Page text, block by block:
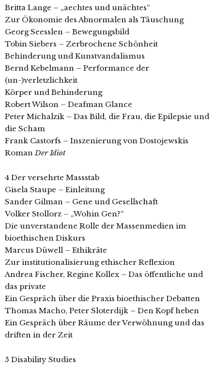
Britta Lange – „aechtes und unächtes“
Zur Ökonomie des Abnormalen als Täuschung
Georg Seesslen – Bewegungsbild
Tobin Siebers – Zerbrochene Schönheit
Behinderung und Kunstvandalismus
Bernd Kebelmann – Performance der
(un-)verletzlichkeit
Körper und Behinderung
Robert Wilson – Deafman Glance
Peter Michalzik – Das Bild, die Frau, die Epilepsie und
die Scham
Frank Castorfs – Inszenierung von Dostojewskis
RomanDer Idiot
4 Der versehrte Massstab
Gisela Staupe – Einleitung
Sander Gilman – Gene und Gesellschaft
Volker Stollorz – „Wohin Gen?“
Die unverstandene Rolle der Massenmedien im
bioethischen Diskurs
Marcus Düwell – Ethikräte
Zur institutionalisierung ethischer Reflexion
Andrea Fischer, Regine Kollex – Das öffentliche und
das private
Ein Gespräch über die Praxis bioethischer Debatten
Thomas Macho, Peter Sloterdijk – Den Kopf heben
Ein Gespräch über Räume der Verwöhnung und das
driften in der Zeit
5 Disability Studies